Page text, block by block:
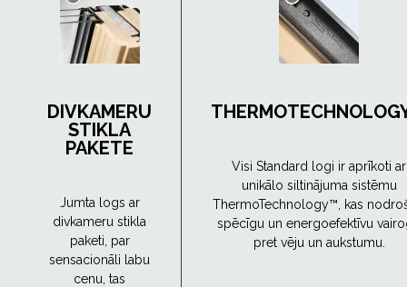
DIVKAMERU
STIKLA
PAKETE
Jumta logs ar
divkameru stikla
paketi, par
sensacionāli labu
cenu, tas
Visi Standard logi ir aprīkoti ar
unikālo siltinājuma sistēmu
ThermoTechnology™, kas
spēcīgu un energoefektīvu
pret vēju un aukstumu.